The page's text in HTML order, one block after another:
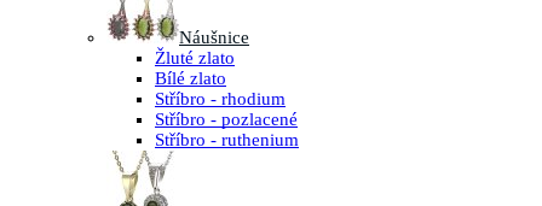
Náušnice
Žluté zlato
Bílé zlato
Stříbro - rhodium
Stříbro - pozlacené
Stříbro - ruthenium